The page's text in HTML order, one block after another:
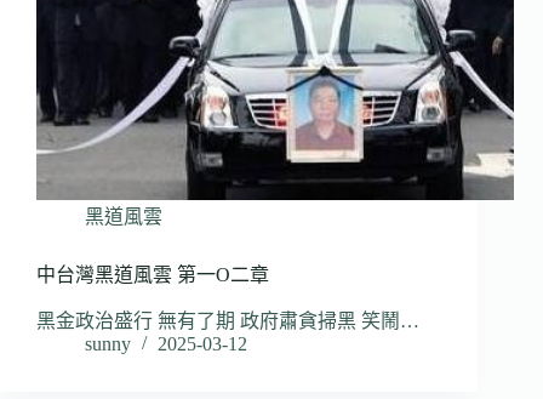
黑道風雲
中台灣黑道風雲 第一O二章
黑金政治盛行 無有了期 政府肅貪掃黑 笑鬧…
sunny
2025-03-12